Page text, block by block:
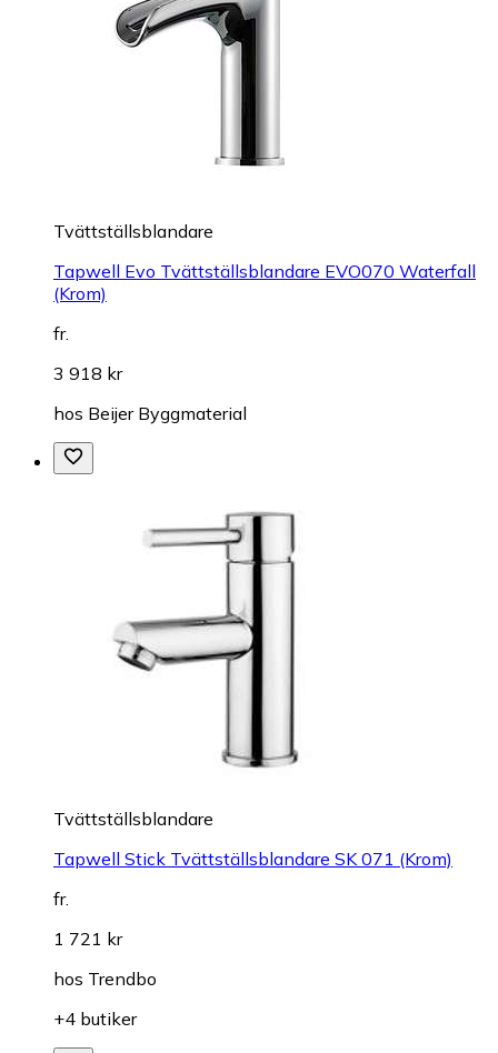
Tvättställsblandare
Tapwell Evo Tvättställsblandare EVO070 Waterfall
(Krom)
fr.
3 918 kr
hos Beijer Byggmaterial
Tvättställsblandare
Tapwell Stick Tvättställsblandare SK 071 (Krom)
fr.
1 721 kr
hos Trendbo
+4 butiker